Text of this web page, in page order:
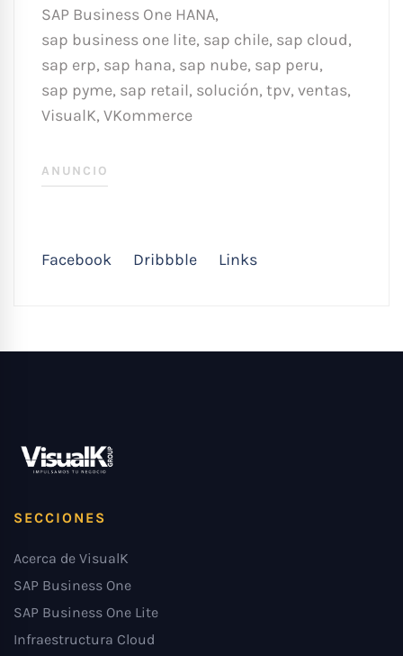
SAP Business One HANA,
sap business one lite, sap chile, sap cloud,
sap erp, sap hana, sap nube, sap peru,
sap pyme, sap retail, solución, tpv, ventas,
VisualK, VKommerce
ANUNCIO
Facebook Dribbble Links
SECCIONES
Acerca de VisualK
SAP Business One
SAP Business One Lite
Infraestructura Cloud